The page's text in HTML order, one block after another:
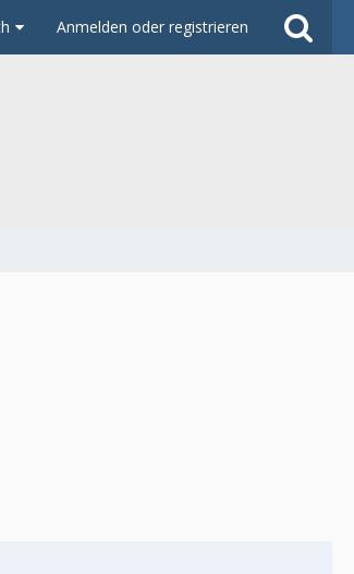
Anmelden oder registrieren